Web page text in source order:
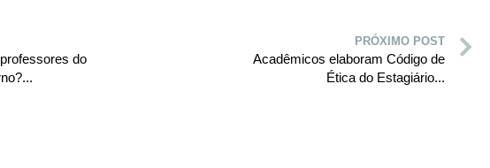
do
PRÓXIMO POST
Acadêmicos elaboram Código de
Ética do Estagiário...